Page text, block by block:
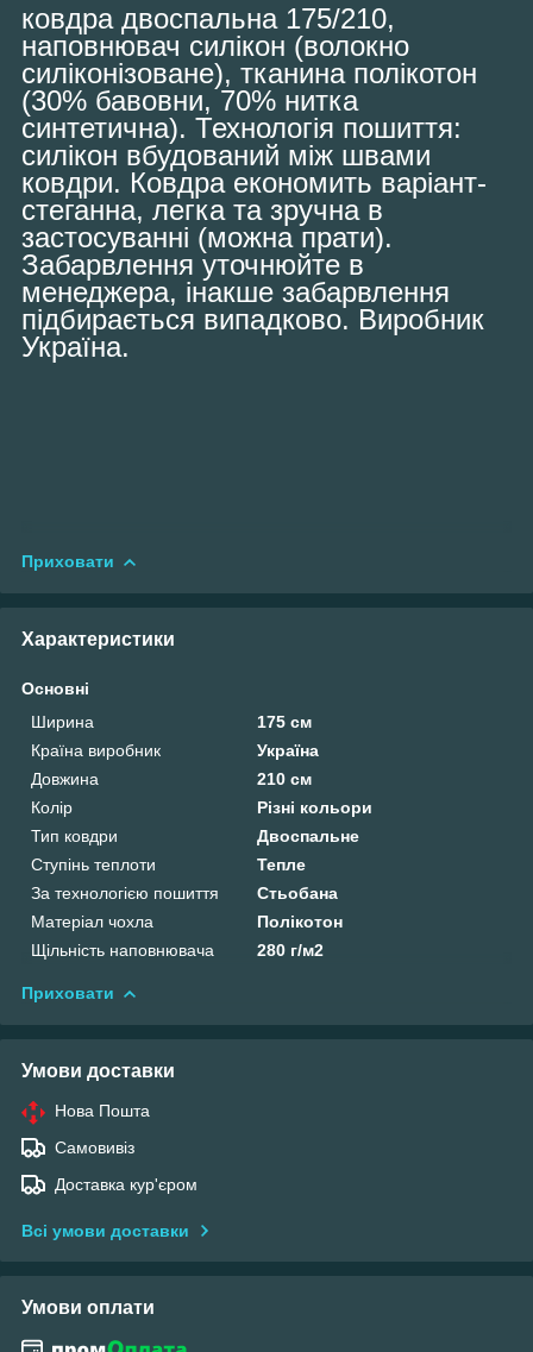
ковдра двоспальна 175/210,
наповнювач силікон (волокно
силіконізоване), тканина полікотон
(30% бавовни, 70% нитка
синтетична). Технологія пошиття:
силікон вбудований між швами
ковдри. Ковдра економить варіант-
стеганна, легка та зручна в
застосуванні (можна прати).
Забарвлення уточнюйте в
менеджера, інакше забарвлення
підбирається випадково. Виробник
Україна.
Приховати
Характеристики
Основні
Ширина
175 см
Країна виробник
Україна
Довжина
210 см
Колір
Різні кольори
Тип ковдри
Двоспальне
Ступінь теплоти
Тепле
За технологією пошиття
Стьобана
Матеріал чохла
Полікотон
Щільність наповнювача
280 г/м2
Приховати
Умови доставки
Нова Пошта
Самовивіз
Доставка кур'єром
Всі умови доставки
Умови оплати